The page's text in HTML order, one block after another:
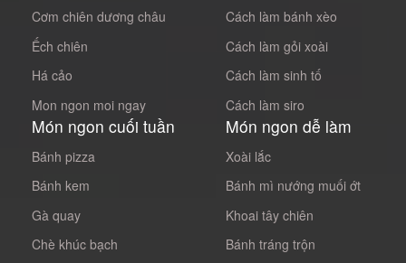
Cơm chiên dương châu
Ếch chiên
Há cảo
Mon ngon moi ngay
Cách làm bánh xèo
Cách làm gỏi xoài
Cách làm sinh tố
Cách làm siro
Món ngon cuối tuần
Bánh pizza
Bánh kem
Gà quay
Chè khúc bạch
Món ngon dễ làm
Xoài lắc
Bánh mì nướng muối ớt
Khoai tây chiên
Bánh tráng trộn